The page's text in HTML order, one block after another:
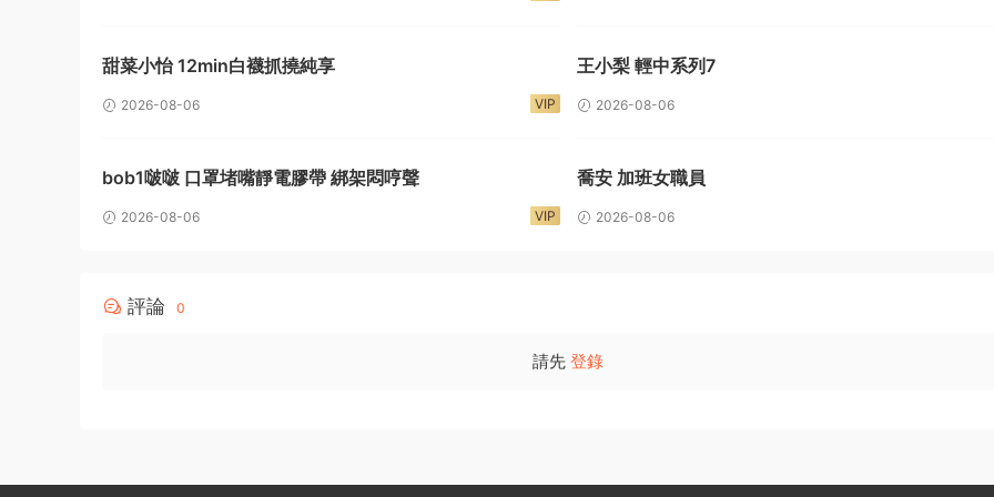
甜菜小怡 12min白襪抓撓純享
2026-08-06 VIP
王小梨 輕中系列7
2026-08-06
bob1啵啵 口罩堵嘴靜電膠帶 綁架悶哼聲
2026-08-06 VIP
喬安 加班女職員
2026-08-06
評論 0
請先 登錄